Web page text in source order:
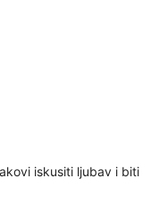
iskusiti ljubav i biti